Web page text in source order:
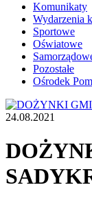
Komunikaty
Wydarzenia
Sportowe
Oświatowe
Pozostałe
Ośrodek
24.08.2021